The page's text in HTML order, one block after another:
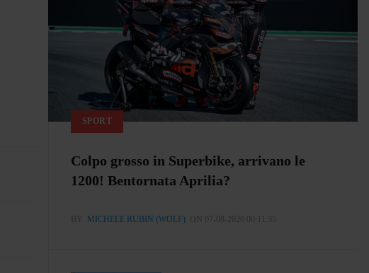
SPORT
Colpo grosso in Superbike, arrivano le
1200! Bentornata Aprilia?
BY MICHELE RUBIN (WOLF) ON 07-08-2026 00:11:35